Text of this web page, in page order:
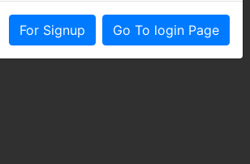
For Signup Go To login Page